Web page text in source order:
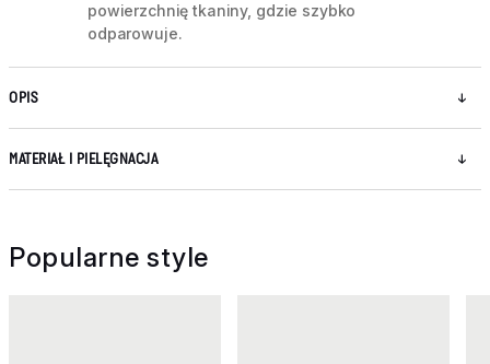
powierzchnię tkaniny, gdzie szybko
odparowuje.
OPIS
MATERIAŁ I PIELĘGNACJA
Popularne style